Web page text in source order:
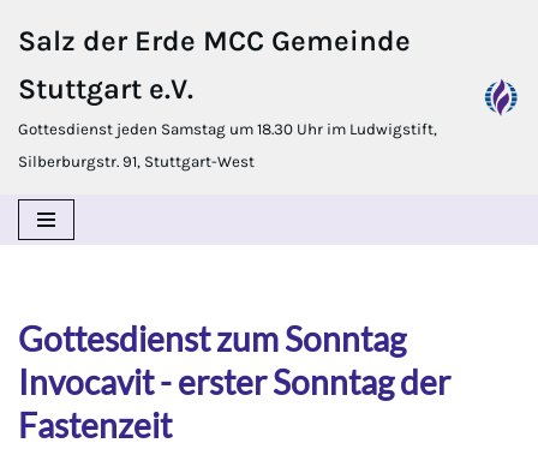
Inhalt
springen
Salz der Erde MCC Gemeinde
Stuttgart e.V.
Gottesdienst jeden Samstag um 18.30 Uhr im Ludwigstift,
Silberburgstr. 91, Stuttgart-West
Gottesdienst zum Sonntag
Invocavit - erster Sonntag der
Fastenzeit